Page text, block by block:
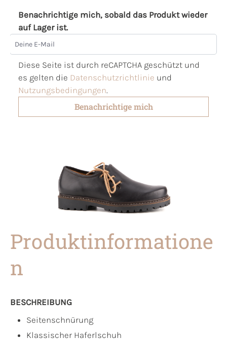
Benachrichtige mich, sobald das Produkt wieder
auf Lager ist.
Deine E-Mail
Diese Seite ist durch reCAPTCHA geschützt und
es gelten die Datenschutzrichtlinie und
Nutzungsbedingungen.
Benachrichtige mich
Produktinformatione
n
BESCHREIBUNG
Seitenschnürung
Klassischer Haferlschuh